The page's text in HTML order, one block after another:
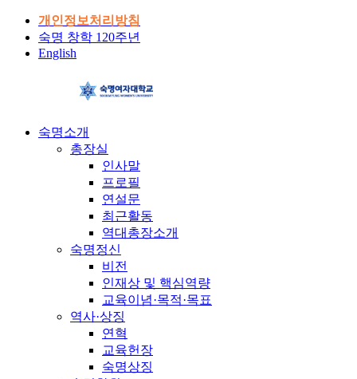
개인정보처리방침
숙명 창학 120주년
English
숙명소개
총장실
인사말
프로필
연설문
최근활동
역대총장소개
숙명정신
비전
인재상 및 핵심역량
교육이념·목적·목표
역사·상징
연혁
교육헌장
숙명상징